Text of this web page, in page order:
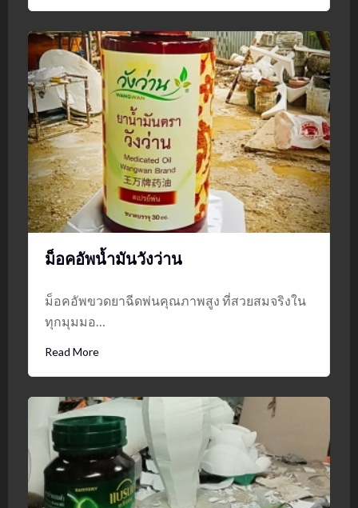
ม็อคอัพน้ำมันวังว่าน
ม็อคอัพขวดยาฉีดพ่นคุณภาพสูง ที่สวยสมจริงใน
ทุกมุมมอ…
Read More